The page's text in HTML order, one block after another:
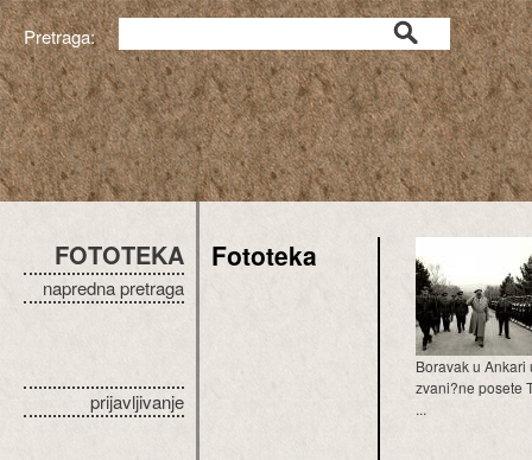
Pretraga:
FOTOTEKA
napredna pretraga
prijavljivanje
Fototeka
Boravak u Ankari
zvani?ne posete
...